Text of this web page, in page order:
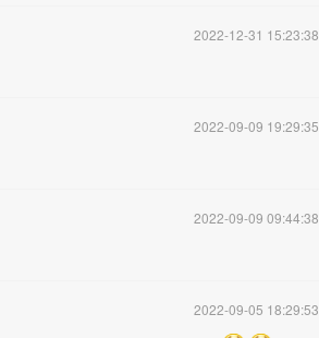
2022-12-31 15:23:38
2022-09-09 19:29:35
2022-09-09 09:44:38
2022-09-05 18:29:53